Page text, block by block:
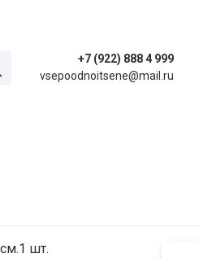
+7 (922) 888 4 999
vsepoodnoitsene@mail.ru
шт.